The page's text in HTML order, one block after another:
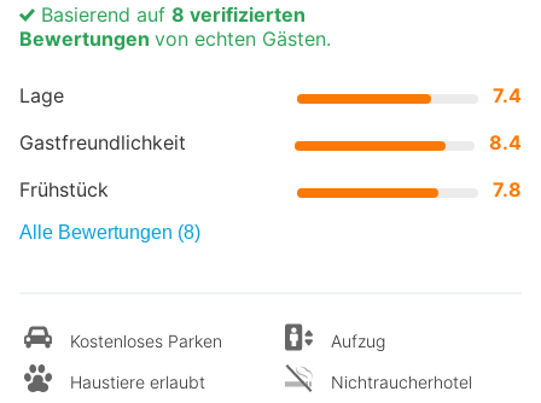
Lage
7.4
Gastfreundlichkeit
8.4
Frühstück
7.8
Basierend auf 8 verifizierten
Bewertungen von echten Gästen.
Alle Bewertungen (8)
Kostenloses Parken
Haustiere erlaubt
Aufzug
Nichtraucherhotel